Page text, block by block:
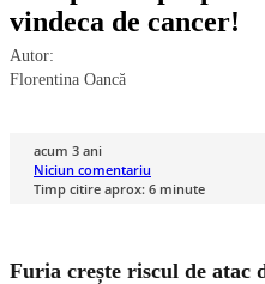
vindeca de cancer!
Autor:
Florentina Oancă
acum 3 ani
Niciun comentariu
Timp citire aprox: 6 minute
Furia crește riscul de atac